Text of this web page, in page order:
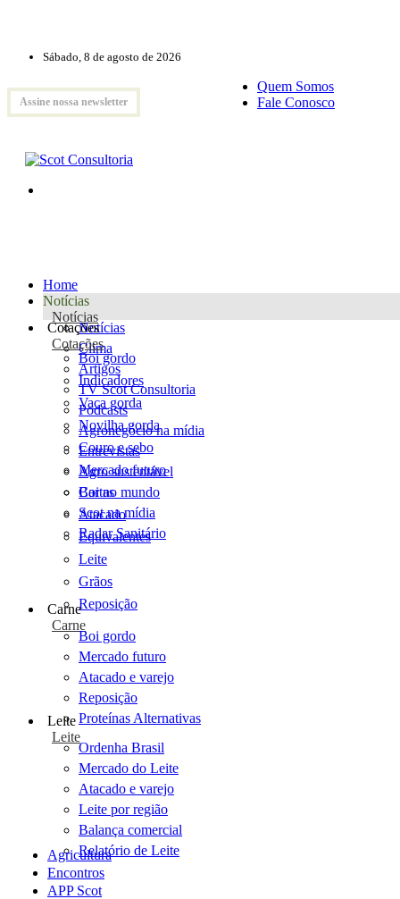
Sábado, 8 de agosto de 2026
Assine nossa newsletter
Quem Somos
Fale Conosco
Home
Notícias
Notícias
Notícias
Clima
Artigos
TV Scot Consultoria
Podcasts
Agronegócio na mídia
Entrevistas
Agro sustentável
Cartas
Scot na mídia
Radar Sanitário
Cotações
Cotações
Boi gordo
Indicadores
Vaca gorda
Novilha gorda
Couro e sebo
Mercado futuro
Boi no mundo
Atacado
Equivalentes
Leite
Grãos
Reposição
Carne
Carne
Boi gordo
Mercado futuro
Atacado e varejo
Reposição
Proteínas Alternativas
Leite
Leite
Ordenha Brasil
Mercado do Leite
Atacado e varejo
Leite por região
Balança comercial
Relatório de Leite
Agricultura
Encontros
APP Scot